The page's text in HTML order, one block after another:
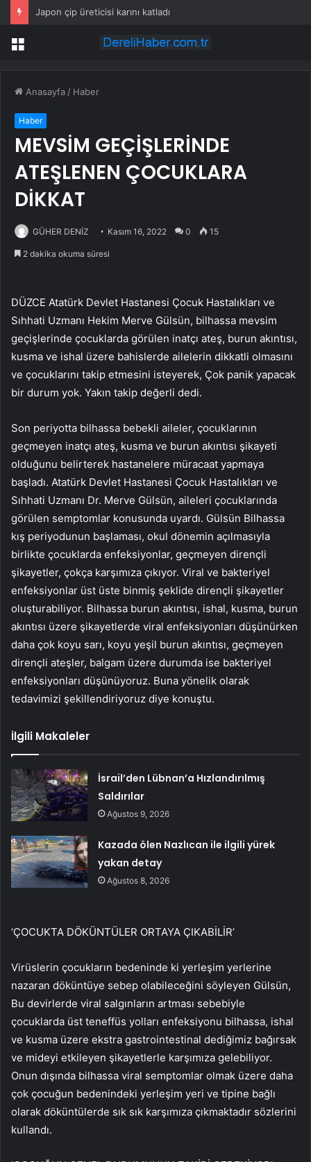
Japon çip üreticisi karını katladı
Menü
Anasayfa / Haber
Haber
MEVSİM GEÇİŞLERİNDE
ATEŞLENEN ÇOCUKLARA
DİKKAT
GÜHER DENİZ Kasım 16, 2022 0 15
2 dakika okuma süresi
DÜZCE Atatürk Devlet Hastanesi Çocuk Hastalıkları ve
Sıhhati Uzmanı Hekim Merve Gülsün, bilhassa mevsim
geçişlerinde çocuklarda görülen inatçı ateş, burun akıntısı,
kusma ve ishal üzere bahislerde ailelerin dikkatli olmasını
ve çocuklarını takip etmesini isteyerek, Çok panik yapacak
bir durum yok. Yakın takip değerli dedi.
Son periyotta bilhassa bebekli aileler, çocuklarının
geçmeyen inatçı ateş, kusma ve burun akıntısı şikayeti
olduğunu belirterek hastanelere müracaat yapmaya
başladı. Atatürk Devlet Hastanesi Çocuk Hastalıkları ve
Sıhhati Uzmanı Dr. Merve Gülsün, aileleri çocuklarında
görülen semptomlar konusunda uyardı. Gülsün Bilhassa
kış periyodunun başlaması, okul dönemin açılmasıyla
birlikte çocuklarda enfeksiyonlar, geçmeyen dirençli
şikayetler, çokça karşımıza çıkıyor. Viral ve bakteriyel
enfeksiyonlar üst üste binmiş şeklide dirençli şikayetler
oluşturabiliyor. Bilhassa burun akıntısı, ishal, kusma, burun
akıntısı üzere şikayetlerde viral enfeksiyonları düşünürken
daha çok koyu sarı, koyu yeşil burun akıntısı, geçmeyen
dirençli ateşler, balgam üzere durumda ise bakteriyel
enfeksiyonları düşünüyoruz. Buna yönelik olarak
tedavimizi şekillendiriyoruz diye konuştu.
İlgili Makaleler
İsrail’den Lübnan’a Hızlandırılmış
Saldırılar
Ağustos 9, 2026
Kazada ölen Nazlıcan ile ilgili yürek
yakan detay
Ağustos 8, 2026
‘ÇOCUKTA DÖKÜNTÜLER ORTAYA ÇIKABİLİR’
Virüslerin çocukların bedeninde ki yerleşim yerlerine
nazaran döküntüye sebep olabileceğini söyleyen Gülsün,
Bu devirlerde viral salgınların artması sebebiyle
çocuklarda üst teneffüs yolları enfeksiyonu bilhassa, ishal
ve kusma üzere ekstra gastrointestinal dediğimiz bağırsak
ve mideyi etkileyen şikayetlerle karşımıza gelebiliyor.
Onun dışında bilhassa viral semptomlar olmak üzere daha
çok çocuğun bedenindeki yerleşim yeri ve tipine bağlı
olarak döküntülerde sık sık karşımıza çıkmaktadır sözlerini
kullandı.